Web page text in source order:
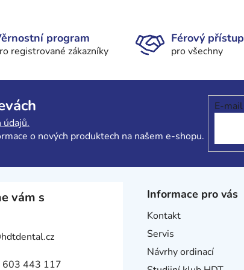
á
d
c
v
program
registrované zákazníky
Férový přístup
pro všechny
údajů.
o nových produktech na našem e-shopu.
E-mail
vám s
hdtdental.cz
443 117
Informace pro vás
Kontakt
Servis
Návrhy ordinací